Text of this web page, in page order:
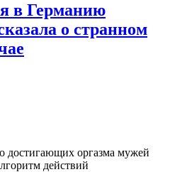
в Германию
о странном
оргазма мужей
действий